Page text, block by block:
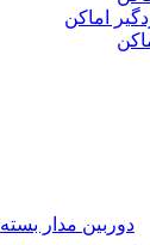
اماکن
دوربین مدار بسته